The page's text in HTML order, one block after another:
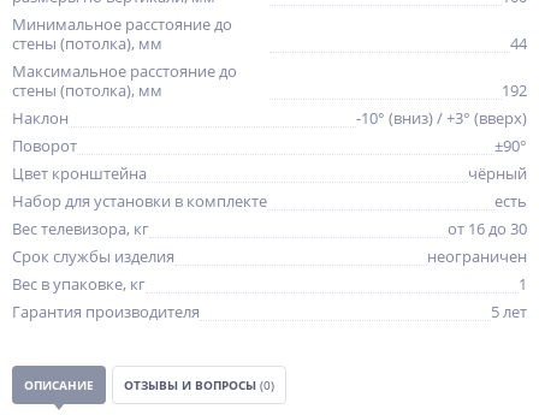
Минимальное расстояние до
стены (потолка), мм
44
Максимальное расстояние до
стены (потолка), мм
192
Наклон
-10° (вниз) / +3° (вверх)
Поворот
±90°
Цвет кронштейна
чёрный
Набор для установки в комплекте
есть
Вес телевизора, кг
от 16 до 30
Срок службы изделия
неограничен
Вес в упаковке, кг
1
Гарантия производителя
5 лет
ОПИСАНИЕ ОТЗЫВЫ И ВОПРОСЫ (0)